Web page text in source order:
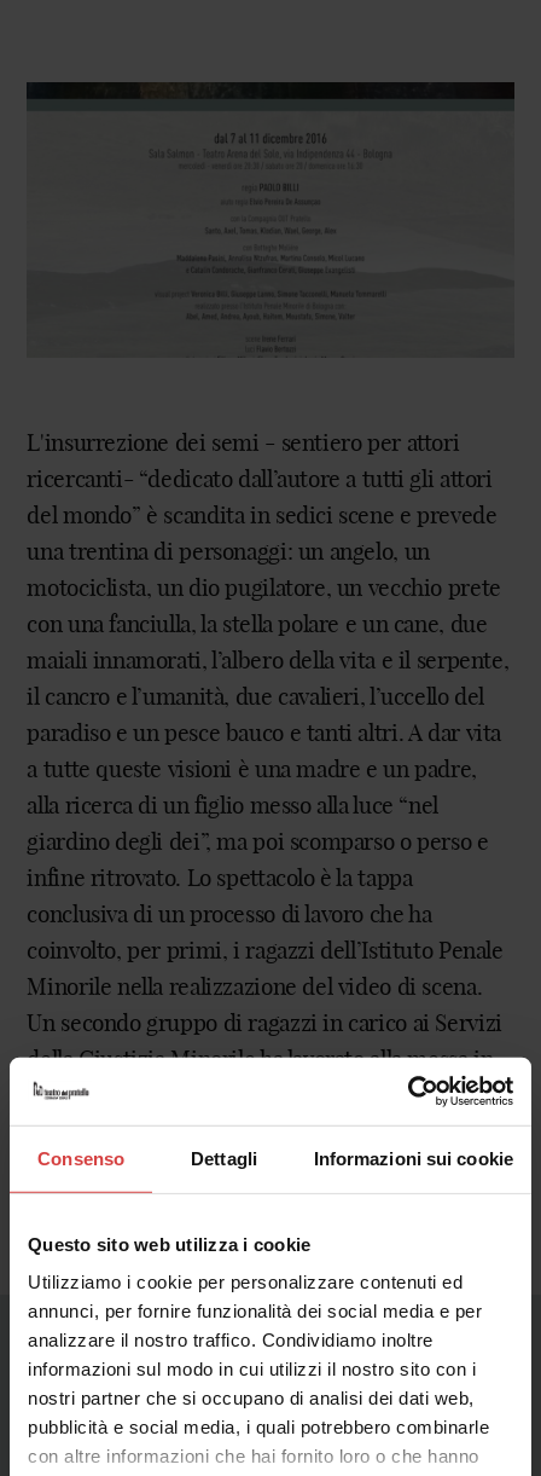
Consenso Dettagli Informazioni sui cookie
Questo sito web utilizza i cookie
Utilizziamo i cookie per personalizzare contenuti ed
annunci, per fornire funzionalità dei social media e per
analizzare il nostro traffico. Condividiamo inoltre
informazioni sul modo in cui utilizzi il nostro sito con i
nostri partner che si occupano di analisi dei dati web,
pubblicità e social media, i quali potrebbero combinarle
con altre informazioni che hai fornito loro o che hanno
L'insurrezione dei semi - sentiero per attori
ricercanti- “dedicato dall’autore a tutti gli attori
del mondo” è scandita in sedici scene e prevede
una trentina di personaggi: un angelo, un
motociclista, un dio pugilatore, un vecchio prete
con una fanciulla, la stella polare e un cane, due
maiali innamorati, l’albero della vita e il serpente,
il cancro e l’umanità, due cavalieri, l’uccello del
paradiso e un pesce bauco e tanti altri. A dar vita
a tutte queste visioni è una madre e un padre,
alla ricerca di un figlio messo alla luce “nel
giardino degli dei”, ma poi scomparso o perso e
infine ritrovato. Lo spettacolo è la tappa
conclusiva di un processo di lavoro che ha
coinvolto, per primi, i ragazzi dell’Istituto Penale
Minorile nella realizzazione del video di scena.
Un secondo gruppo di ragazzi in carico ai Servizi
della Giustizia Minorile ha lavorato alla messa in
scena dello spettacolo, insieme alle allieve attrici
di Botteghe Moliére.
Galleria